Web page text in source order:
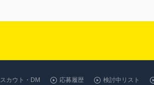
スカウト・DM 応募履歴 検討中リスト